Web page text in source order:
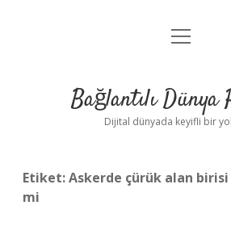
Anasayfa
Yasal Uyarı
menüyü
Bağlantılı Dünya
Dijital dünyada keyifli bir
Etiket:Askerde çürük alan
mi